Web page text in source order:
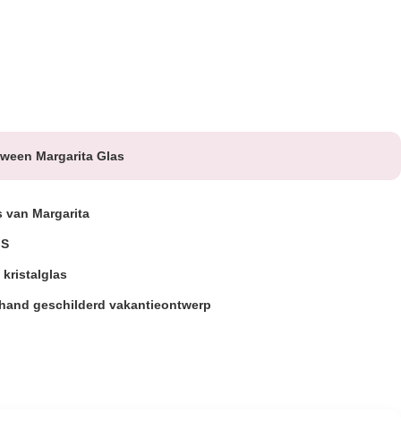
Margarita Glas
van Margarita
geschilderd vakantieontwerp